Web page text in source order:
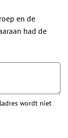
en de
had de
wordt niet